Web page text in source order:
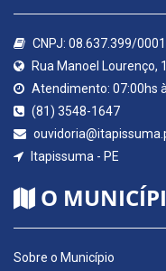
CNPJ: 08.637.399/
Rua Manoel Lourenço,
Atendimento: 07:00hs
(81) 3548-1647
Itapissuma - PE
O
Sobre o Município